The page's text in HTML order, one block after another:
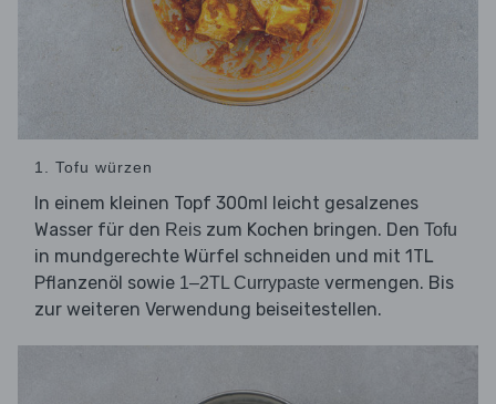
1. Tofu würzen
In einem kleinen Topf 300ml leicht gesalzenes
Wasser für den Reis zum Kochen bringen. Den Tofu
in mundgerechte Würfel schneiden und mit 1TL
Pflanzenöl sowie 1–2TL Currypaste vermengen. Bis
zur weiteren Verwendung beiseitestellen.